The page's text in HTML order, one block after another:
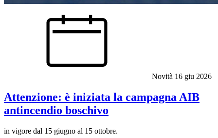
Novità 16 giu 2026
Attenzione: è iniziata la campagna AIB
antincendio boschivo
in vigore dal 15 giugno al 15 ottobre.